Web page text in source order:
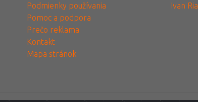
Podmienky používania
Pomoc a podpora
Prečo reklama
Kontakt
Mapa stránok
Ivan